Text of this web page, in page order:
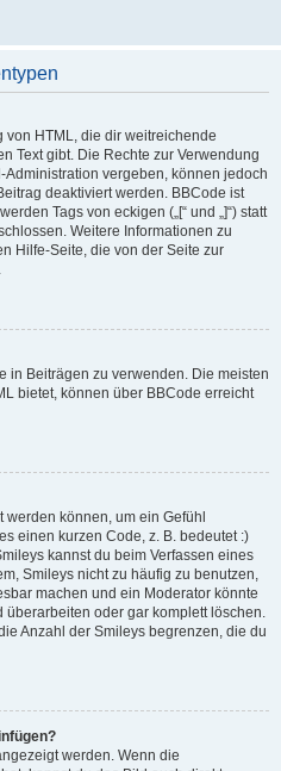
von HTML, die dir weitreichende
Text gibt. Die Rechte zur Verwendung
vergeben, können jedoch
deaktiviert werden. BBCode ist
Tags von eckigen („[“ und „]“) statt
Weitere Informationen zu
Hilfe-Seite, die von der Seite zur
in Beiträgen zu verwenden. Die meisten
bietet, können über BBCode erreicht
können, um ein Gefühl
einen kurzen Code, z. B. bedeutet :)
kannst du beim Verfassen eines
Smileys nicht zu häufig zu benutzen,
machen und ein Moderator könnte
oder gar komplett löschen.
Anzahl der Smileys begrenzen, die du
werden. Wenn die